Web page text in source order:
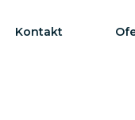
Kontakt